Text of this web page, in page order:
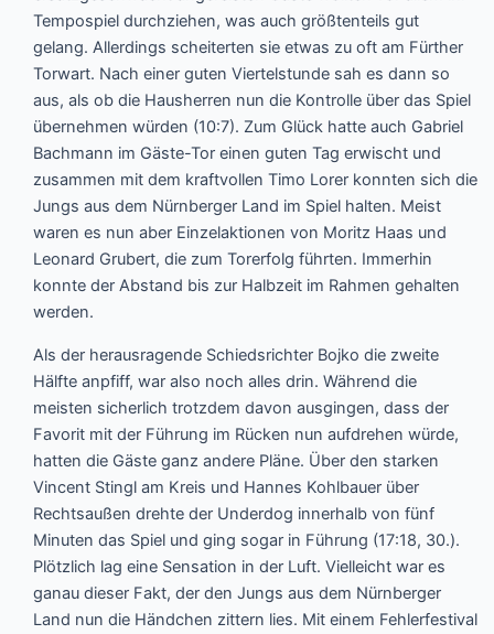
Tempospiel durchziehen, was auch größtenteils gut
gelang. Allerdings scheiterten sie etwas zu oft am Fürther
Torwart. Nach einer guten Viertelstunde sah es dann so
aus, als ob die Hausherren nun die Kontrolle über das Spiel
übernehmen würden (10:7). Zum Glück hatte auch Gabriel
Bachmann im Gäste-Tor einen guten Tag erwischt und
zusammen mit dem kraftvollen Timo Lorer konnten sich die
Jungs aus dem Nürnberger Land im Spiel halten. Meist
waren es nun aber Einzelaktionen von Moritz Haas und
Leonard Grubert, die zum Torerfolg führten. Immerhin
konnte der Abstand bis zur Halbzeit im Rahmen gehalten
werden.
Als der herausragende Schiedsrichter Bojko die zweite
Hälfte anpfiff, war also noch alles drin. Während die
meisten sicherlich trotzdem davon ausgingen, dass der
Favorit mit der Führung im Rücken nun aufdrehen würde,
hatten die Gäste ganz andere Pläne. Über den starken
Vincent Stingl am Kreis und Hannes Kohlbauer über
Rechtsaußen drehte der Underdog innerhalb von fünf
Minuten das Spiel und ging sogar in Führung (17:18, 30.).
Plötzlich lag eine Sensation in der Luft. Vielleicht war es
ganau dieser Fakt, der den Jungs aus dem Nürnberger
Land nun die Händchen zittern lies. Mit einem Fehlerfestival